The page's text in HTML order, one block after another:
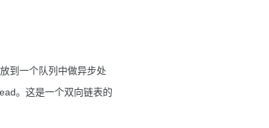
到一个队列中做异步处
。这是一个双向链表的